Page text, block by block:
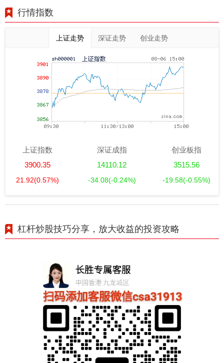
行情指数
上证走势 深证走势 创业走势
上证指数
3900.35
21.92(0.57%)
深证成指
14110.12
-34.08(-0.24%)
创业板指
3515.56
-19.58(-0.55%)
杠杆炒股技巧分享，放大收益的投资攻略